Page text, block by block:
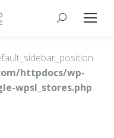
Buscar:
httpdocs/wp-
wpsl_stores.php